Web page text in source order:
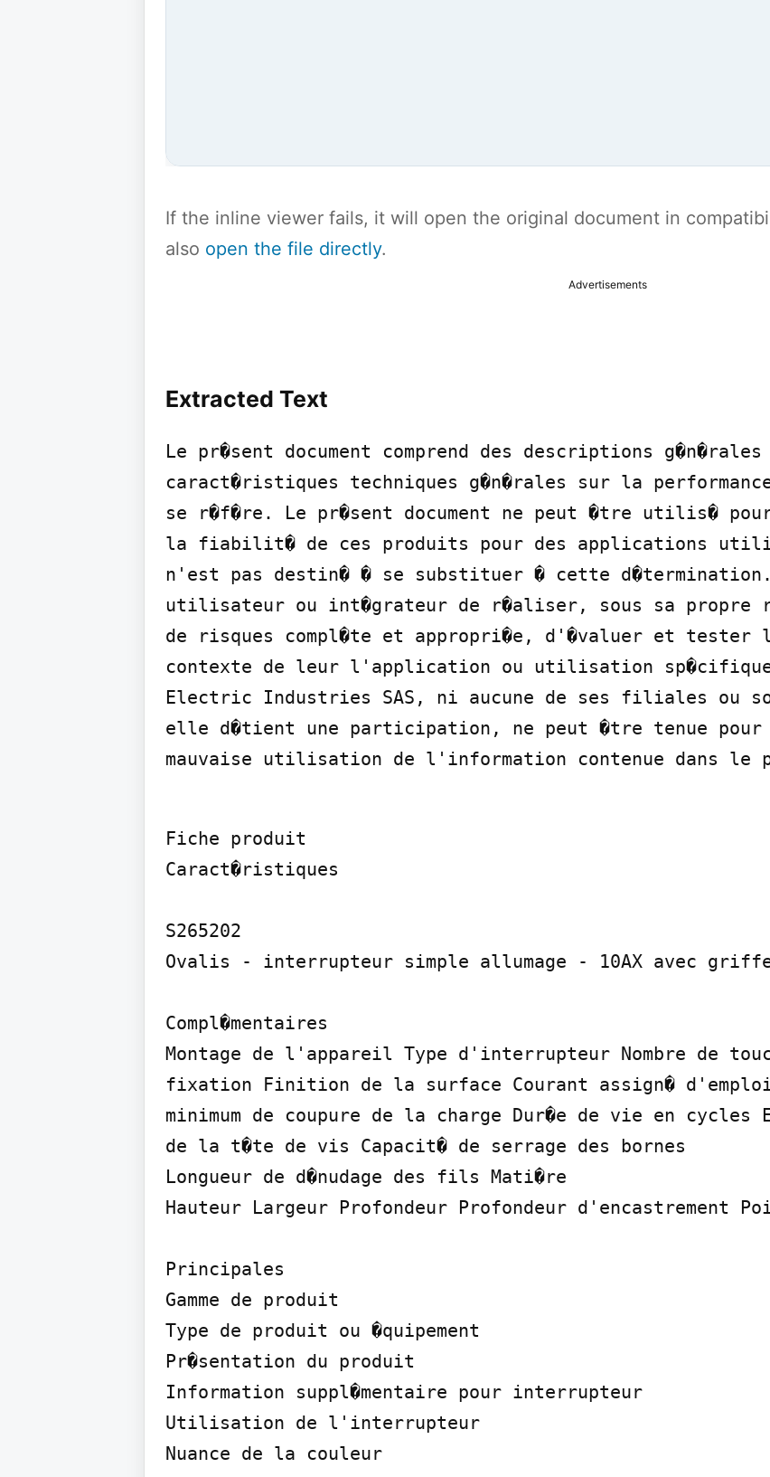
If the inline viewer fails, it will open the original document in
also open the file directly.
Advertisements
Extracted Text
Le pr�sent document comprend des descriptions
caract�ristiques techniques g�n�rales sur la
se r�f�re. Le pr�sent document ne peut �tre utilis�
la fiabilit� de ces produits pour des applications
n'est pas destin� � se substituer � cette
utilisateur ou int�grateur de r�aliser, sous sa propre
de risques compl�te et appropri�e, d'�valuer et tester
contexte de leur l'application ou utilisation
Electric Industries SAS, ni aucune de ses filiales ou
elle d�tient une participation, ne peut �tre tenue pour
mauvaise utilisation de l'information contenue dans le
Fiche produit
Caract�ristiques
S265202
Ovalis - interrupteur simple allumage - 10AX avec
Compl�mentaires
Montage de l'appareil Type d'interrupteur Nombre de
fixation Finition de la surface Courant assign� d'emploi
minimum de coupure de la charge Dur�e de vie en cycles
de la t�te de vis Capacit� de serrage des bornes
Longueur de d�nudage des fils Mati�re
Hauteur Largeur Profondeur Profondeur d'encastrement
Principales
Gamme de produit
Type de produit ou �quipement
Pr�sentation du produit
Information suppl�mentaire pour interrupteur
Utilisation de l'interrupteur
Nuance de la couleur